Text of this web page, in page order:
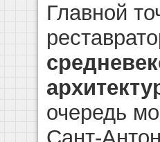
Главной
очередь